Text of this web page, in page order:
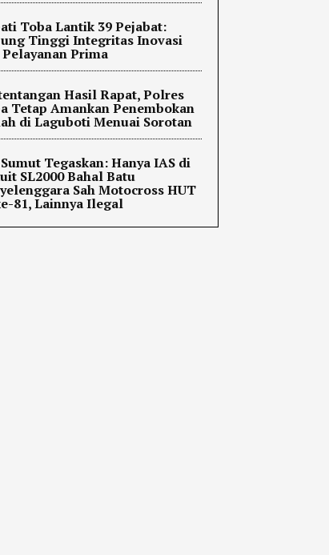
Toba Lantik 39 Pejabat:
Tinggi Integritas Inovasi
Pelayanan Prima
Hasil Rapat, Polres
Tetap Amankan Penembokan
di Laguboti Menuai Sorotan
Tegaskan: Hanya IAS di
SL2000 Bahal Batu
Sah Motocross HUT
81, Lainnya Ilegal